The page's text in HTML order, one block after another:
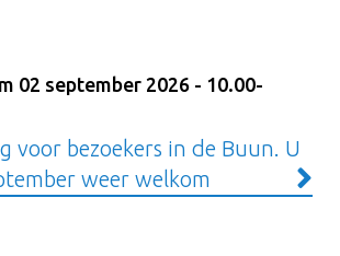
02 september 2026 - 10.00-
voor bezoekers in de Buun. U
weer welkom